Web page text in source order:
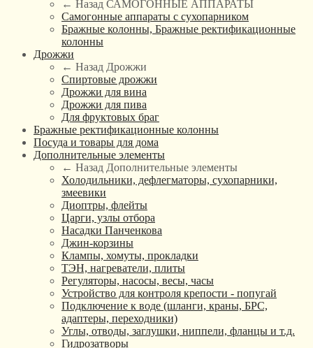
← Назад САМОГОННЫЕ АППАРАТЫ
Самогонные аппараты с сухопарником
Бражные колонны, Бражные ректификационные
колонны
Дрожжи
← Назад Дрожжи
Спиртовые дрожжи
Дрожжи для вина
Дрожжи для пива
Для фруктовых браг
Бражные ректификационные колонны
Посуда и товары для дома
Дополнительные элементы
← Назад Дополнительные элементы
Холодильники, дефлегматоры, сухопарники,
змеевики
Диоптры, флейты
Царги, узлы отбора
Насадки Панченкова
Джин-корзины
Клампы, хомуты, прокладки
ТЭН, нагреватели, плиты
Регуляторы, насосы, весы, часы
Устройство для контроля крепости - попугай
Подключение к воде (шланги, краны, БРС,
адаптеры, переходники)
Углы, отводы, заглушки, ниппели, фланцы и т.д.
Гидрозатворы